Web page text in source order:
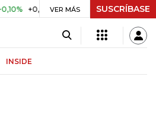
+0,98% UVR $ 416,86 +$ 0,05
VER MÁS SUSCRÍBASE
INSIDE